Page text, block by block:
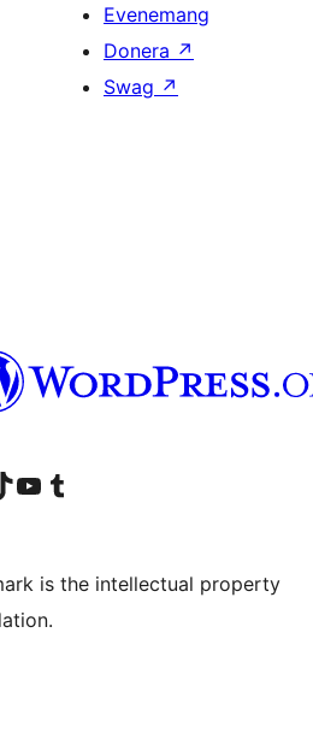
Evenemang
Donera ↗
Swag ↗
konto
vårt TikTok-konto
Besök vår YouTube-kanalBesök vårt Tumblr-konto
is the intellectual property